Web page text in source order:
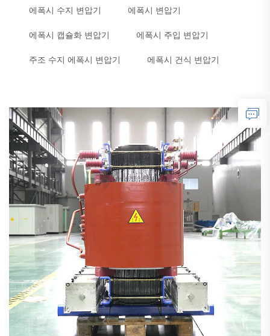
에폭시 수지 변압기 에폭시 변압기
에폭시 캡슐화 변압기 에폭시 주입 변압기
주조 수지 에폭시 변압기 에폭시 건식 변압기